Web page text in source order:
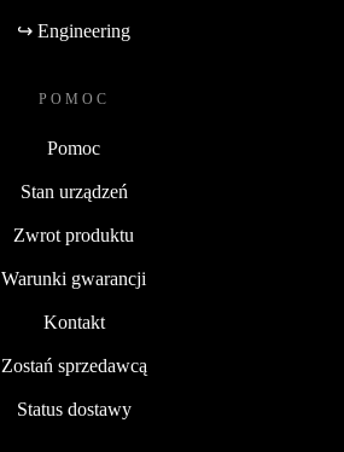
↪ Engineering
POMOC
Pomoc
Stan urządzeń
Zwrot produktu
Warunki gwarancji
Kontakt
Zostań sprzedawcą
Status dostawy